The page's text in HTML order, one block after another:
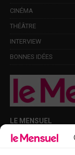
CINÉMA
THÉÂTRE
INTERVIEW
BONNES IDÉES
LE MENSUEL
Points de diffusion